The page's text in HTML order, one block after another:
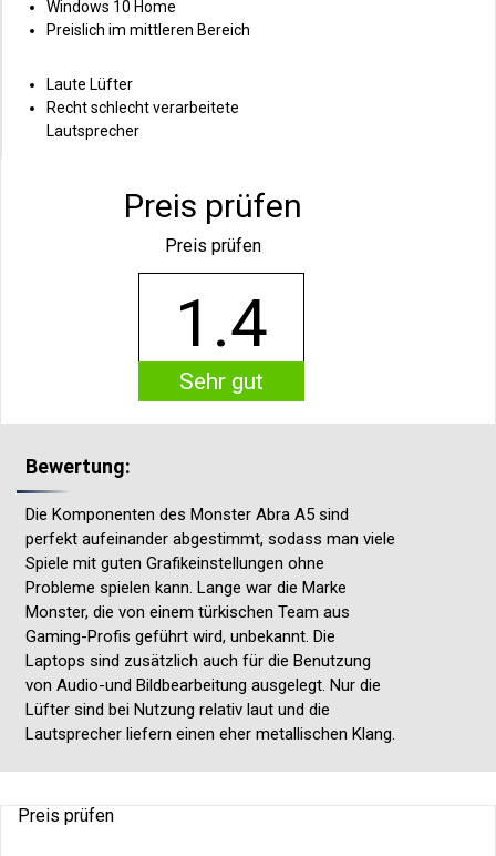
Windows 10 Home
Preislich im mittleren Bereich
Laute Lüfter
Recht schlecht verarbeitete
Lautsprecher
Preis prüfen
Preis prüfen
1.4
Sehr gut
Bewertung:
Die Komponenten des Monster Abra A5 sind
perfekt aufeinander abgestimmt, sodass man viele
Spiele mit guten Grafikeinstellungen ohne
Probleme spielen kann. Lange war die Marke
Monster, die von einem türkischen Team aus
Gaming-Profis geführt wird, unbekannt. Die
Laptops sind zusätzlich auch für die Benutzung
von Audio-und Bildbearbeitung ausgelegt. Nur die
Lüfter sind bei Nutzung relativ laut und die
Lautsprecher liefern einen eher metallischen Klang.
Preis prüfen